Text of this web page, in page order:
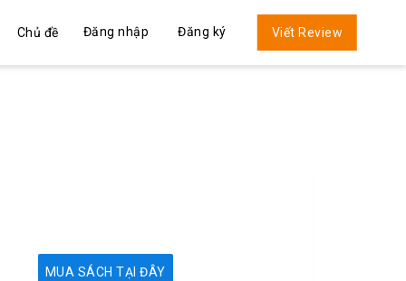
Chủ đề Đăng nhập Đăng ký Viết Review
MUA SÁCH TẠI ĐÂY